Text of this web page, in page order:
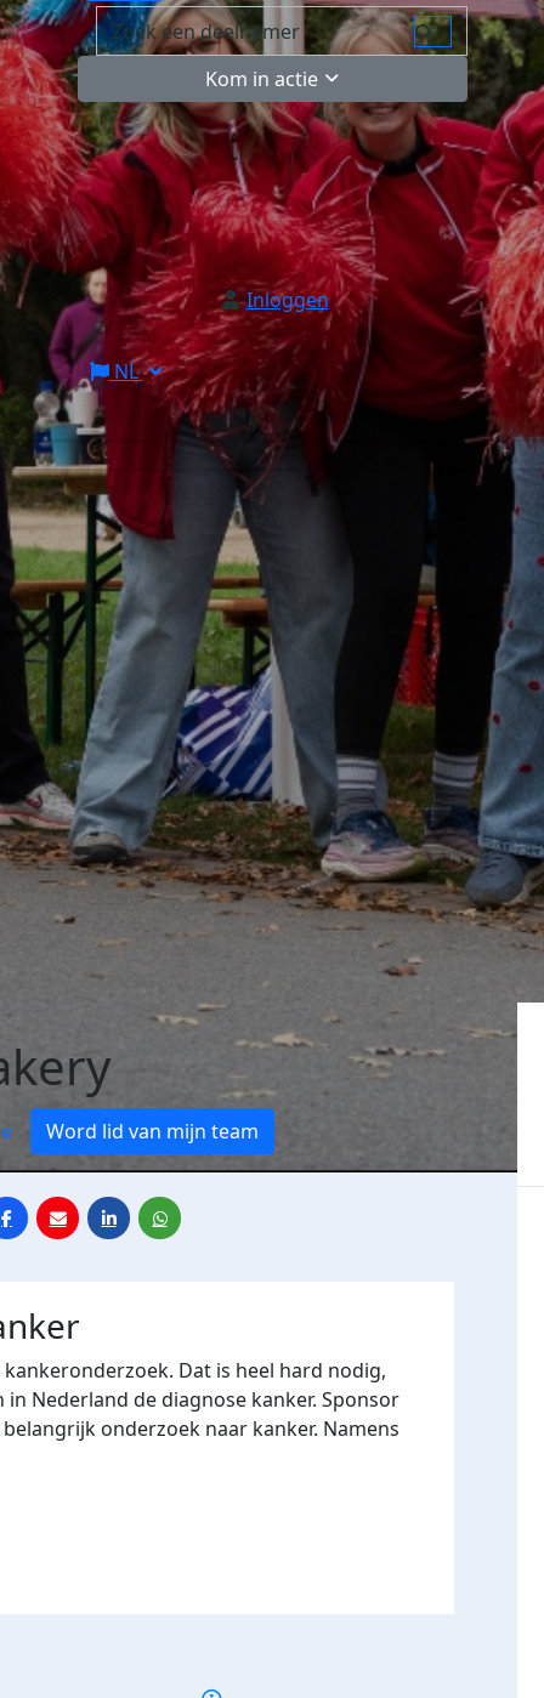
Kom in actie
Inloggen
NL
Word lid van mijn team
Dat is heel hard nodig,
Nederland de diagnose kanker. Sponsor
onderzoek naar kanker. Namens